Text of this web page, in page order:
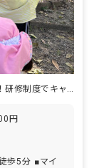
円
分 ■マイ